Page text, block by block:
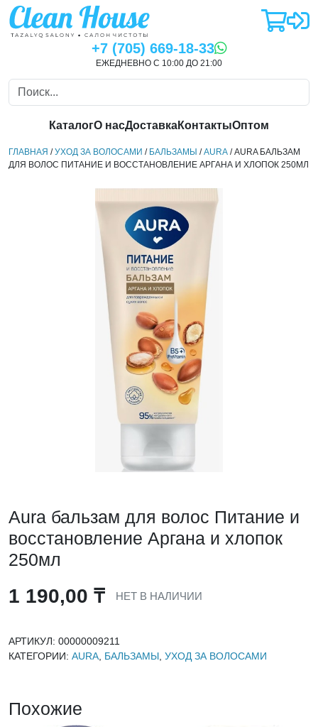
+7 (705) 669-18-33
ЕЖЕДНЕВНО С 10:00 ДО 21:00
КаталогО насДоставкаКонтактыОптом
ГЛАВНАЯ /УХОД ЗА ВОЛОСАМИ / БАЛЬЗАМЫ /AURA / AURA БАЛЬЗАМ
ДЛЯ ВОЛОС ПИТАНИЕ И ВОССТАНОВЛЕНИЕ АРГАНА И ХЛОПОК 250МЛ
Aura бальзам для волос Питание и
восстановление Аргана и хлопок
250мл
1 190,00 ₸ НЕТ В НАЛИЧИИ
АРТИКУЛ: 00000009211
КАТЕГОРИИ: AURA БАЛЬЗАМЫ УХОД ЗА ВОЛОСАМИ
Похожие